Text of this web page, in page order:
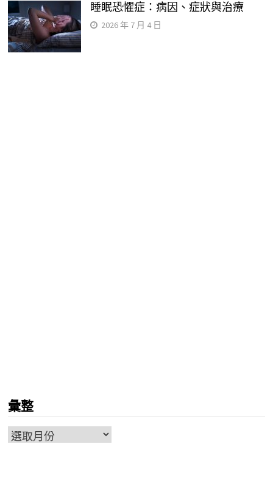
睡眠恐懼症：病因、症狀與治療
2026 年 7 月 4 日
彙整
彙